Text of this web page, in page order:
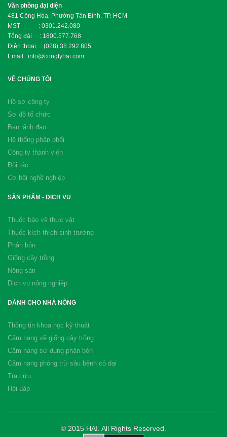
Văn phòng đại diện
481 Cộng Hòa, Phường Tân Bình, TP. HCM
MST : 0301.242.080
Tổng đài : 1800.577.768
Điện thoại : (028).38.292.805
Email : info@congtyhai.com
VỀ CHÚNG TÔI
Hồ sơ công ty
Sơ đồ tổ chức
Ban lãnh đạo
Hệ thống phân phối
Công ty thành viên
Đối tác
Cơ hội nghề nghiệp
SẢN PHẨM - DỊCH VỤ
Thuốc bảo vệ thực vật
Thuốc kích thích sinh trưởng
Phân bón
Giống cây trồng
Nông sản
Dịch vụ nông nghiệp
DÀNH CHO NHÀ NÔNG
Thông tin khoa học kỹ thuật
Cẩm nang về giống cây trồng
Cẩm nang sử dụng phân bón
Cẩm nang phòng trừ sâu bệnh cỏ dại
Tra cứu
Hỏi đáp
© 2015 HAI. All Rights Reserved.